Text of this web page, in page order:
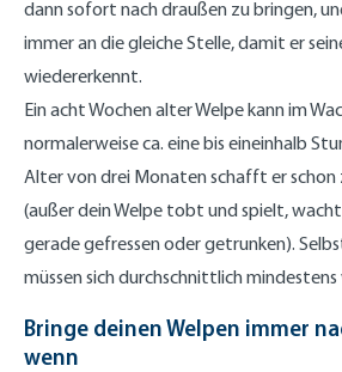
dann sofort nach draußen zu bringen,
immer an die gleiche Stelle, damit er
wiedererkennt.
Ein acht Wochen alter Welpe kann im
normalerweise ca. eine bis eineinhalb
Alter von drei Monaten schafft er schon
(außer dein Welpe tobt und spielt,
gerade gefressen oder getrunken).
müssen sich durchschnittlich mindestens
Bringe deinen Welpen immer
wenn